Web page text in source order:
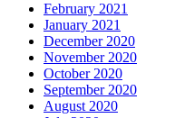
February 2021
January 2021
December 2020
November 2020
October 2020
September 2020
August 2020